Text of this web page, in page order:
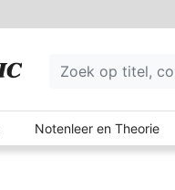
Notenleer en Theorie